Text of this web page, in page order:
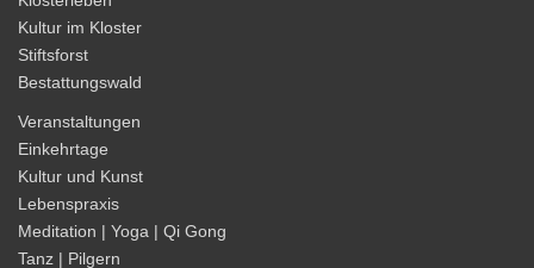
Kultur im Kloster
Stiftsforst
Bestattungswald
Veranstaltungen
Einkehrtage
Kultur und Kunst
Lebenspraxis
Meditation | Yoga | Qi Gong
Tanz | Pilgern